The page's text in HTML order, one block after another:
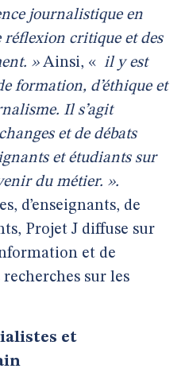
journalistique en
réflexion critique et des
»Ainsi, « il y est
formation, d’éthique et
Il s’agit
et de débats
et étudiants sur
du métier. ».
d’enseignants, de
Projet J diffuse sur
et de
sur les
et